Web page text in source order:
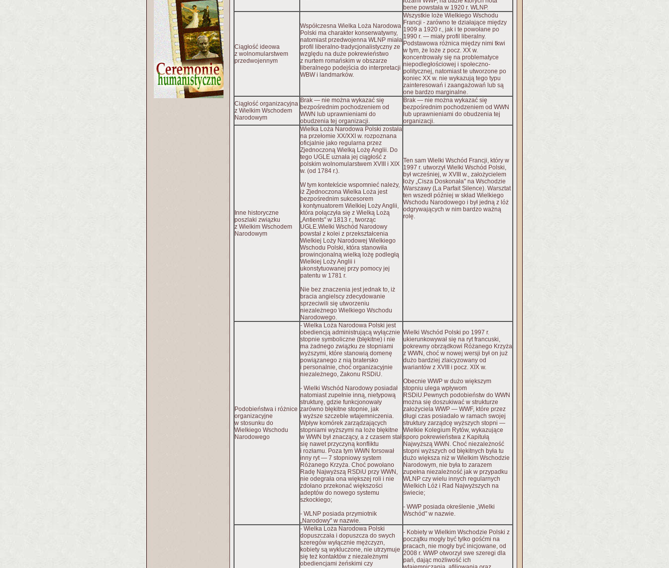
bene powstała w 1920 r. WLNP.
Ciągłość ideowa
z wolnomularstwem
przedwojennym
Współczesna Wielka Loża Narodowa
Polski ma charakter konserwatywny,
natomiast przedwojenna WLNP miała
profil liberalno-tradycjonalistyczny ze
względu na duże pokrewieństwo
z nurtem romańskim w obszarze
liberalnego podejścia do interpretacji
WBW i landmarków.
Wszystkie loże Wielkiego Wschodu
Francji - zarówno te działające między
1909 a 1920 r., jak i te powołane po
1990 r. — miały profil liberalny.
Podstawowa różnica między nimi tkwi
w tym, że loże z pocz. XX w.
koncentrowały się na problematyce
niepodległościowej i społeczno-
politycznej, natomiast te utworzone po
koniec XX w. nie wykazują tego typu
zainteresowań i zaangażowań lub są
one bardzo marginalne.
Ciągłość organizacyjna
z Wielkim Wschodem
Narodowym
Brak — nie można wykazać się
bezpośrednim pochodzeniem od
WWN lub uprawnieniami do
obudzenia tej organizacji.
Brak — nie można wykazać się
bezpośrednim pochodzeniem od WWN
lub uprawnieniami do obudzenia tej
organizacji.
Inne historyczne
poszlaki związku
z Wielkim Wschodem
Narodowym
Wielka Loża Narodowa Polski została
na przełomie XX/XXI w. rozpoznana
oficjalnie jako regularna przez
Zjednoczoną Wielką Lożę Anglii. Do
tego UGLE uznała jej ciągłość z
polskim wolnomularstwem XVIII i XIX
w. (od 1784 r.).
W tym kontekście wspomnieć należy,
iż Zjednoczona Wielka Loża jest
bezpośrednim sukcesorem
i kontynuatorem Wielkiej Loży Anglii,
która połączyła się z Wielką Lożą
„Antients" w 1813 r., tworząc
UGLE.Wielki Wschód Narodowy
powstał z kolei z przekształcenia
Wielkiej Loży Narodowej Wielkiego
Wschodu Polski, która stanowiła
prowincjonalną wielką lożę podległą
Wielkiej Loży Anglii i
ukonstytuowanej przy pomocy jej
patentu w 1781 r.
Nie bez znaczenia jest jednak to, iż
bracia angielscy zdecydowanie
sprzeciwili się utworzeniu
niezależnego Wielkiego Wschodu
Narodowego.
Ten sam Wielki Wschód Francji, który w
1997 r. utworzył Wielki Wschód Polski,
był wcześniej, w XVIII w., założycielem
loży „Cisza Doskonała" na Wschodzie
Warszawy (La Parfait Silence). Warsztat
ten wszedł później w skład Wielkiego
Wschodu Narodowego i był jedną z lóż
odgrywających w nim bardzo ważną
rolę.
Podobieństwa i różnice
organizacyjne
w stosunku do
Wielkiego Wschodu
Narodowego
- Wielka Loża Narodowa Polski jest
obediencją administrującą wyłącznie
stopnie symboliczne (błękitne) i nie
ma żadnego związku ze stopniami
wyższymi, które stanowią domenę
powiązanego z nią bratersko
i personalnie, choć organizacyjnie
niezależnego, Zakonu RSDiU.
- Wielki Wschód Narodowy posiadał
natomiast zupełnie inną, nietypową
strukturę, gdzie funkcjonowały
zarówno błękitne stopnie, jak
i wyższe szczeble wtajemniczenia.
Wpływ komórek zarządzających
stopniami wyższymi na loże błękitne
w WWN był znaczący, a z czasem stał
się nawet przyczyną konfliktu
i rozłamu. Poza tym WWN forsował
inny ryt — 7 stopniowy system
Różanego Krzyża. Choć powołano
Radę Najwyższą RSDiU przy WWN,
nie odegrała ona większej roli i nie
zdołano przekonać większości
adeptów do nowego systemu
szkockiego;
- WLNP posiada przymiotnik
„Narodowy" w nazwie.
Wielki Wschód Polski po 1997 r.
ukierunkowywał się na ryt francuski,
pokrewny obrządkowi Różanego Krzyża
z WWN, choć w nowej wersji był on już
dużo bardziej zlaicyzowany od
wariantów z XVIII i pocz. XIX w.
Obecnie WWP w dużo większym
stopniu ulega wpływom
RSDiU.Pewnych podobieństw do WWN
można się doszukiwać w strukturze
założyciela WWP — WWF, które przez
długi czas posiadało w ramach swojej
struktury zarządcę wyższych stopni —
Wielkie Kolegium Rytów, wykazujące
sporo pokrewieństwa z Kapitułą
Najwyższą WWN. Choć niezależność
stopni wyższych od błękitnych była tu
dużo większa niż w Wielkim Wschodzie
Narodowym, nie była to zarazem
zupełna niezależność jak w przypadku
WLNP czy wielu innych regularnych
Wielkich Lóż i Rad Najwyższych na
świecie;
- WWP posiada określenie „Wielki
Wschód" w nazwie.
- Wielka Loża Narodowa Polski
dopuszczała i dopuszcza do swych
szeregów wyłącznie mężczyzn,
kobiety są wykluczone, nie utrzymuje
się też kontaktów z niezależnymi
obediencjami żeńskimi czy
- Kobiety w Wielkim Wschodzie Polski z
początku mogły być tylko gośćmi na
pracach, nie mogły być inicjowane, od
2008 r. WWP otworzył swe szeregi dla
pań, dając możliwość ich